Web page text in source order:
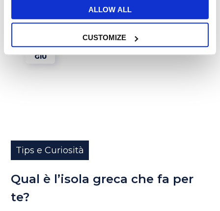
ALLOW ALL
CUSTOMIZE
09
GIU
Tips e Curiosità
Qual è l’isola greca che fa per
te?